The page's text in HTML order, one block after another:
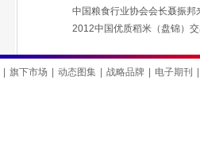
中国粮食行业协会会长聂振邦
2012中国优质稻米（盘锦）
旗下市场 动态图集 战略品牌 电子期刊